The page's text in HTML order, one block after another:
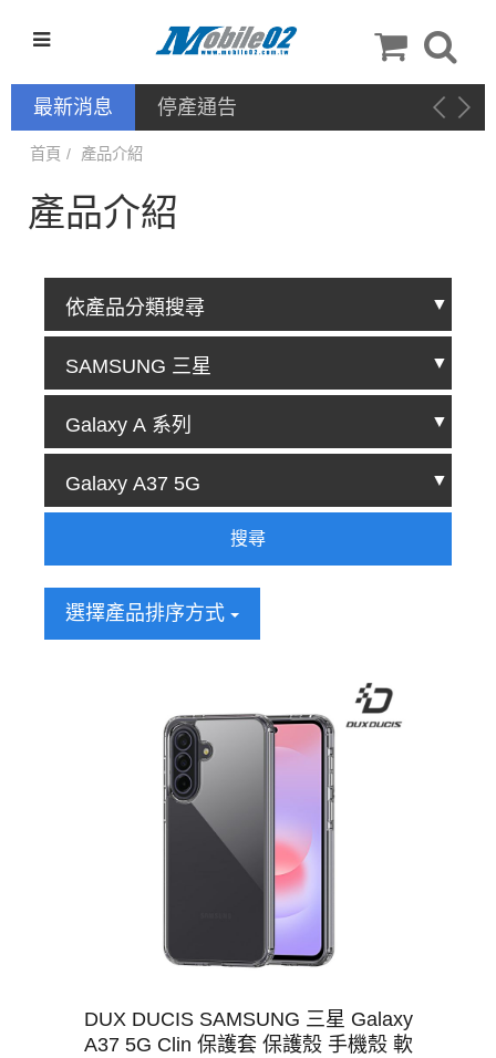
最新消息 停產通告
首頁 產品介紹
產品介紹
搜尋
選擇產品排序方式
DUX DUCIS SAMSUNG 三星 Galaxy
A37 5G Clin 保護套 保護殼 手機殼 軟